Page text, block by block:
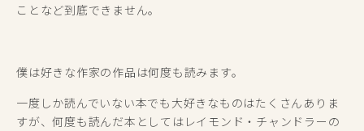
ことなど到底できません。
僕は好きな作家の作品は何度も読みます。
一度しか読んでいない本でも大好きなものはたくさんありま
すが、何度も読んだ本としてはレイモンド・チャンドラーの